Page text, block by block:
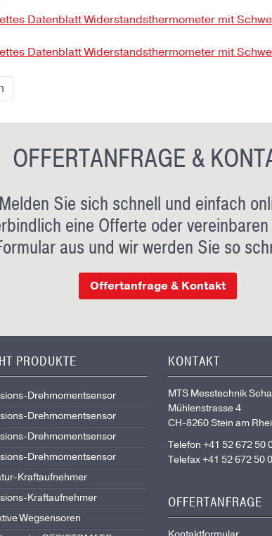
Datenblatt Widerstandsthermometer mit
Datenblatt Widerstandsthermometer mit
OFFERTANFRAGE &
Melden Sie sich schnell und einfach
eine Offerte oder
aus und wir werden Sie so
Offertanfrage & Kontakt
PRODUKTE
Drehmomentsensor
Drehmomentsensor
Drehmomentsensor
Drehmomentsensor
Kraftaufnehmer
Kraftaufnehmer
Wegsensoren
KONTAKT
MTS Messtechnik
Mühlenstrasse 4
CH-8260 Stein am
Telefon +41 52 672 50
Telefax +41 52 672 50
OFFERTANFRAGE